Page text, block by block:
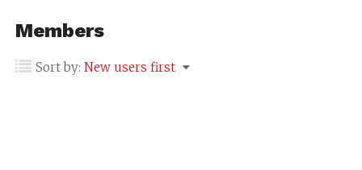
Members
Sort by: New users first